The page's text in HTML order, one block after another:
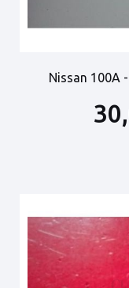
Nissan 100A